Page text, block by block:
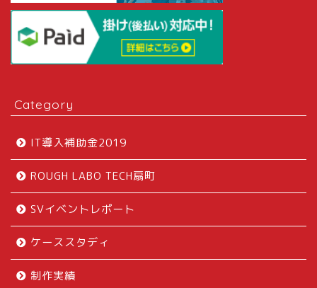
Category
IT導入補助金2019
ROUGH LABO TECH扇町
SVイベントレポート
ケーススタディ
制作実績